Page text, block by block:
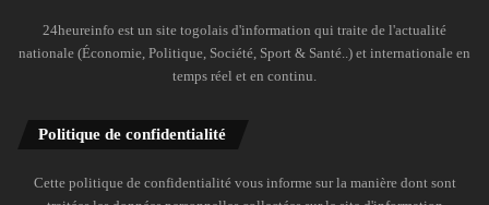
24heureinfo est un site togolais d'information qui traite de l'actualité
nationale (Économie, Politique, Société, Sport & Santé..) et internationale en
temps réel et en continu.
Politique de confidentialité
Cette politique de confidentialité vous informe sur la manière dont sont